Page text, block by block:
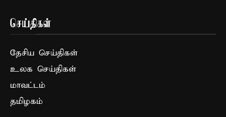
செய்திகள்
தேசிய செய்திகள்
உலக செய்திகள்
மாவட்டம்
தமிழகம்